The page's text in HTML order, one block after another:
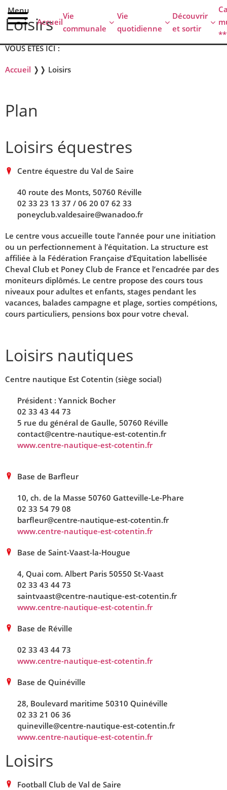
principal
Menu
Accueil
Vie
communale
Vie
quotidienne
Découvrir
et sortir
Loisirs
VOUS ÊTES ICI :
Accueil ❭❭ Loisirs
Plan
Loisirs équestres
Centre équestre du Val de Saire
40 route des Monts, 50760 Réville
02 33 23 13 37 / 06 20 07 62 33
poneyclub.valdesaire@wanadoo.fr
Le centre vous accueille toute l’année pour une initiation
ou un perfectionnement à l’équitation. La structure est
affiliée à la Fédération Française d’Equitation labellisée
Cheval Club et Poney Club de France et l’encadrée par des
moniteurs diplômés. Le centre propose des cours tous
niveaux pour adultes et enfants, stages pendant les
vacances, balades campagne et plage, sorties compétions,
cours particuliers, pensions box pour votre cheval.
Loisirs nautiques
Centre nautique Est Cotentin (siège social)
Président : Yannick Bocher
02 33 43 44 73
5 rue du général de Gaulle, 50760 Réville
contact@centre-nautique-est-cotentin.fr
www.centre-nautique-est-cotentin.fr
Base de Barfleur
10, ch. de la Masse 50760 Gatteville-Le-Phare
02 33 54 79 08
barfleur@centre-nautique-est-cotentin.fr
www.centre-nautique-est-cotentin.fr
Base de Saint-Vaast-la-Hougue
4, Quai com. Albert Paris 50550 St-Vaast
02 33 43 44 73
saintvaast@centre-nautique-est-cotentin.fr
www.centre-nautique-est-cotentin.fr
Base de Réville
02 33 43 44 73
www.centre-nautique-est-cotentin.fr
Base de Quinéville
28, Boulevard maritime 50310 Quinéville
02 33 21 06 36
quineville@centre-nautique-est-cotentin.fr
www.centre-nautique-est-cotentin.fr
Loisirs
Football Club de Val de Saire